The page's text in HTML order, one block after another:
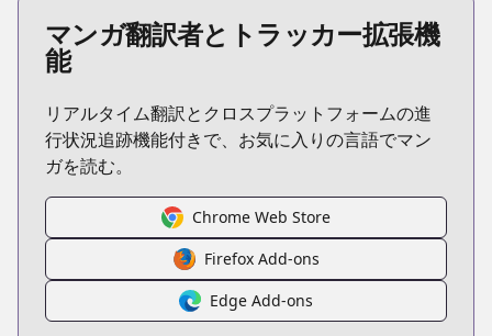
マンガ翻訳者とトラッカー拡張機
能
リアルタイム翻訳とクロスプラットフォームの進
行状況追跡機能付きで、お気に入りの言語でマン
ガを読む。
Chrome Web Store
Firefox Add-ons
Edge Add-ons